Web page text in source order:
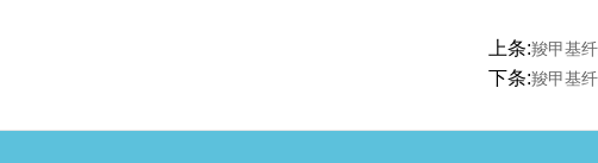
上条:羧甲基
下条:羧甲基